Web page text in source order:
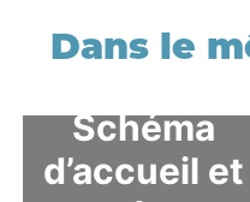
Schéma
d’accueil et